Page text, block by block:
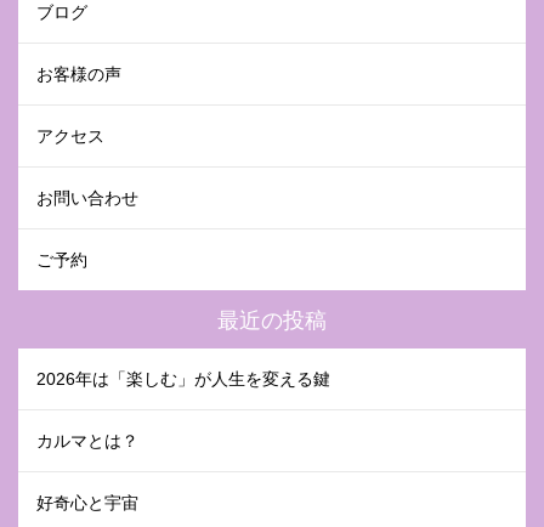
ブログ
お客様の声
アクセス
お問い合わせ
ご予約
最近の投稿
2026年は「楽しむ」が人生を変える鍵
カルマとは？
好奇心と宇宙